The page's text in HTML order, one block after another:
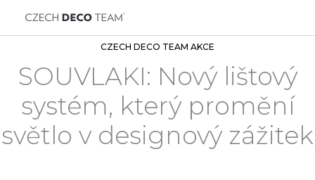
CZECH DECO TEAM AKCE
SOUVLAKI: Nový lištový
systém, který promění
světlo v designový zážitek